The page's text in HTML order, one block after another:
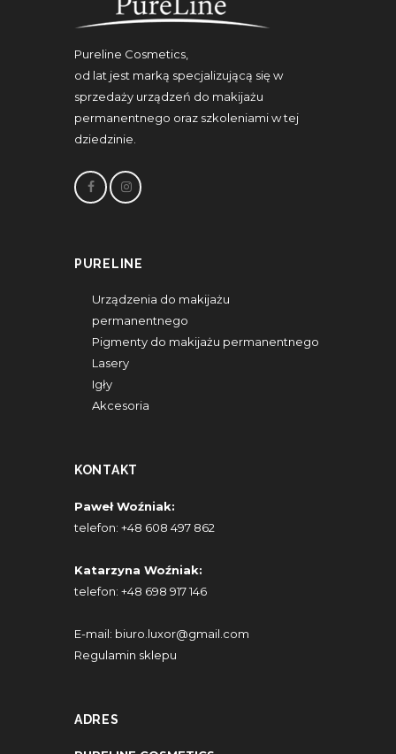
Pureline Cosmetics,
od lat jest marką specjalizującą się w
sprzedaży urządzeń do makijażu
permanentnego oraz szkoleniami w tej
dziedzinie.
PURELINE
Urządzenia do makijażu
permanentnego
Pigmenty do makijażu permanentnego
Lasery
Igły
Akcesoria
KONTAKT
Paweł Woźniak:
telefon: +48 608 497 862
Katarzyna Woźniak:
telefon: +48 698 917 146
E-mail: biuro.luxor@gmail.com
Regulamin sklepu
ADRES